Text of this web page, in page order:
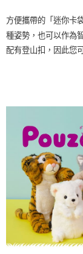
方便攜帶的「迷你卡
種姿勢，也可以作為
配有登山扣，因此您